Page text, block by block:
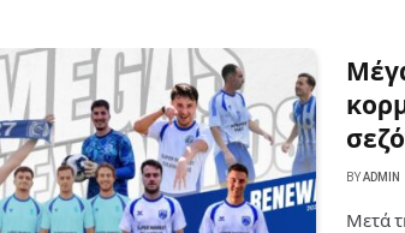
BYADMIN
Μετά